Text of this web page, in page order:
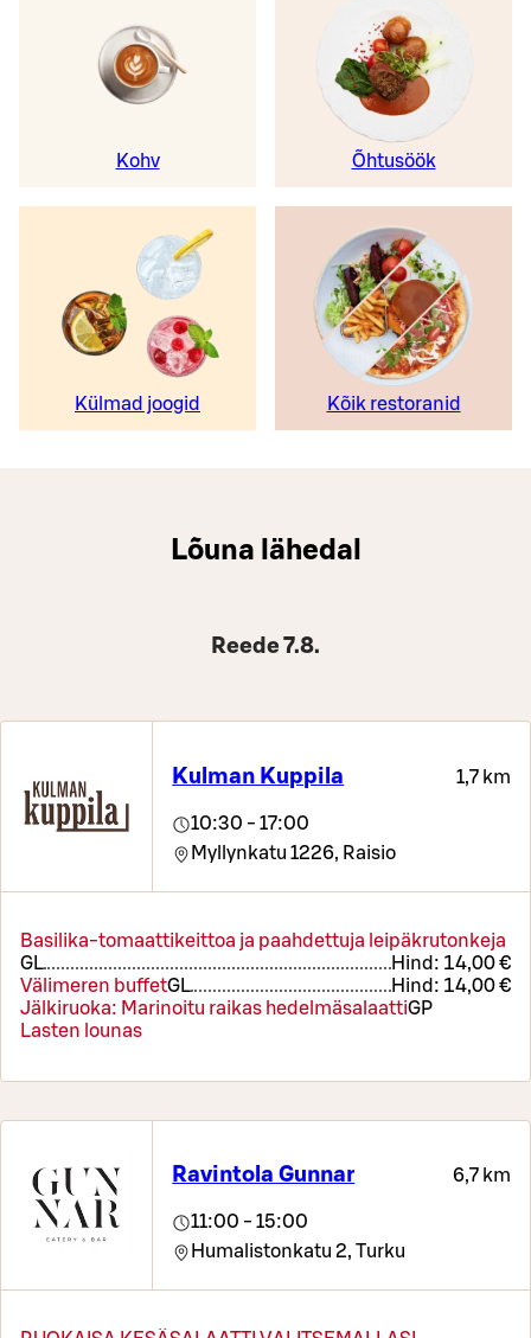
Kohv Õhtusöök
Külmad joogid Kõik restoranid
Lõuna lähedal
Reede 7.8.
Kulman Kuppila 1,7 km
10:30 - 17:00
Myllynkatu 1226, Raisio
Basilika-tomaattikeittoa ja paahdettuja leipäkrutonkeja
GL Hind: 14,00 €
Välimeren buffetGL Hind: 14,00 €
Jälkiruoka: Marinoitu raikas hedelmäsalaattiGP
Lasten lounas
Ravintola Gunnar 6,7 km
11:00 - 15:00
Humalistonkatu 2, Turku